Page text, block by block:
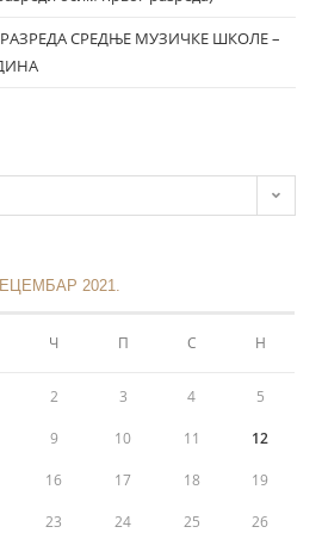
СРЕДЊЕ МУЗИЧКЕ ШКОЛЕ –
2021.
Ч П С Н
2 3 4 5
9 10 11 12
16 17 18 19
23 24 25 26